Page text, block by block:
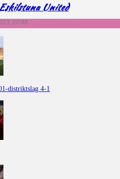
United
20:48
distriktslag 4-1